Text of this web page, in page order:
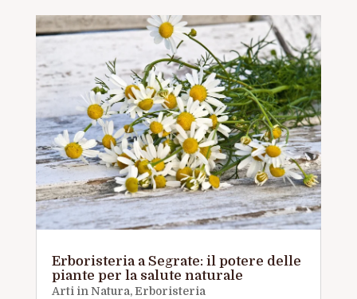
Erboristeria a Segrate: il potere delle
piante per la salute naturale
Arti in Natura,Erboristeria